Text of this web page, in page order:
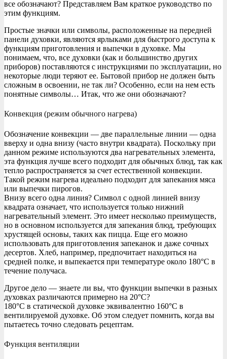
все обозначают? Представляем Вам краткое руководство по
этим функциям.
Простые значки или символы, расположенные на передней
панели духовки, являются ярлыками для быстрого доступа к
функциям приготовления и выпечки в духовке. Мы
понимаем, что, все духовки (как и большинство других
приборов) поставляются с инструкциями по эксплуатации, но
некоторые люди теряют ее. Бытовой прибор не должен быть
сложным в освоении, не так ли? Особенно, если на нем есть
понятные символы… Итак, что же они обозначают?
Конвекция (режим обычного нагрева)
Обозначение конвекции — две параллельные линии — одна
вверху и одна внизу (часто внутри квадрата). Поскольку при
данном режиме используются два нагревательных элемента,
эта функция лучше всего подходит для обычных блюд, так как
тепло распространяется за счет естественной конвекции.
Такой режим нагрева идеально подходит для запекания мяса
или выпечки пирогов.
Внизу всего одна линия? Символ с одной линией внизу
квадрата означает, что используется только нижний
нагревательный элемент. Это имеет несколько преимуществ,
но в основном используется для запекания блюд, требующих
хрустящей основы, таких как пицца. Еще его можно
использовать для приготовления запеканок и даже сочных
десертов. Хлеб, например, предпочитает находиться на
средней полке, и выпекается при температуре около 180°C в
течение получаса.
Другое дело — знаете ли вы, что функции выпечки в разных
духовках различаются примерно на 20°C?
180°C в статической духовке эквивалентно 160°C в
вентилируемой духовке. Об этом следует помнить, когда вы
пытаетесь точно следовать рецептам.
Функция вентиляции